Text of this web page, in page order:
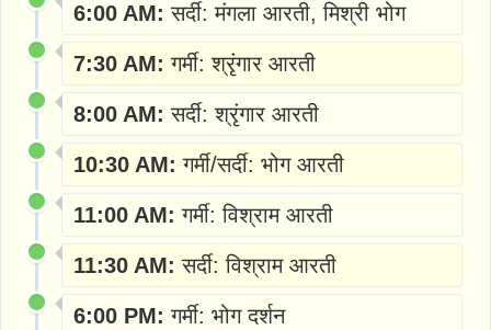
6:00 AM:सर्दी: मंगला आरती, मिश्री भोग
7:30 AM:गर्मी: श्रृंगार आरती
8:00 AM:सर्दी: श्रृंगार आरती
10:30 AM:गर्मी/सर्दी: भोग आरती
11:00 AM:गर्मी: विश्राम आरती
11:30 AM:सर्दी: विश्राम आरती
6:00 PM:गर्मी: भोग दर्शन